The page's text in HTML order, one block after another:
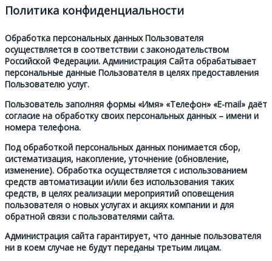
Политика конфиденциальности
Обработка персональных данных Пользователя
осуществляется в соответствии с законодательством
Российской Федерации. Администрация Сайта обрабатывает
персональные данные Пользователя в целях предоставления
Пользователю услуг.
Пользователь заполняя формы «Имя» «Телефон» «E-mail» даёт
согласие на обработку своих персональных данных – имени и
номера телефона.
Под обработкой персональных данных понимается сбор,
систематизация, накопление, уточнение (обновление,
изменение). Обработка осуществляется с использованием
средств автоматизации и/или без использования таких
средств, в целях реализации мероприятий оповещения
пользователя о новых услугах и акциях компании и для
обратной связи с пользователями сайта.
Администрация сайта гарантирует, что данные пользователя
ни в коем случае не будут переданы третьим лицам.